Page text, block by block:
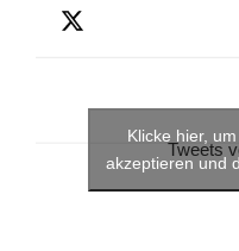
Tweets
Klicke hier,
akzeptieren und